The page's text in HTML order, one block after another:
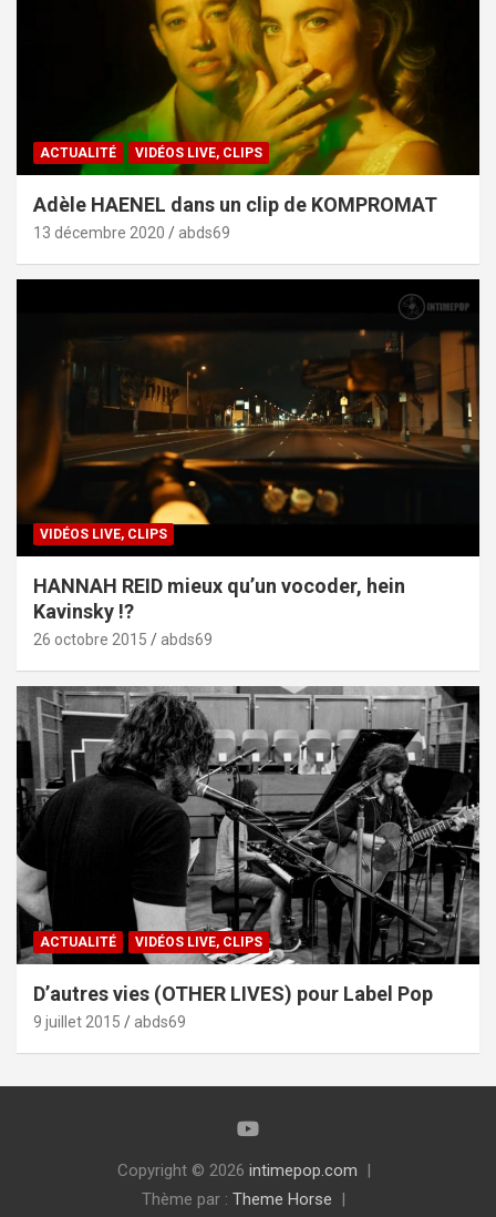
ACTUALITÉ VIDÉOS LIVE, CLIPS
Adèle HAENEL dans un clip de KOMPROMAT
13 décembre 2020 abds69
VIDÉOS LIVE, CLIPS
HANNAH REID mieux qu’un vocoder, hein
Kavinsky !?
26 octobre 2015 abds69
ACTUALITÉ VIDÉOS LIVE, CLIPS
D’autres vies (OTHER LIVES) pour Label Pop
9 juillet 2015 abds69
Copyright © 2026 intimepop.com
Thème par : Theme Horse